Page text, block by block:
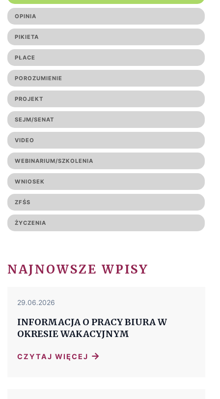
OPINIA
PIKIETA
PŁACE
POROZUMIENIE
PROJEKT
SEJM/SENAT
VIDEO
WEBINARIUM/SZKOLENIA
WNIOSEK
ZFŚS
ŻYCZENIA
NAJNOWSZE WPISY
29.06.2026
INFORMACJA O PRACY BIURA W
OKRESIE WAKACYJNYM
CZYTAJ WIĘCEJ →